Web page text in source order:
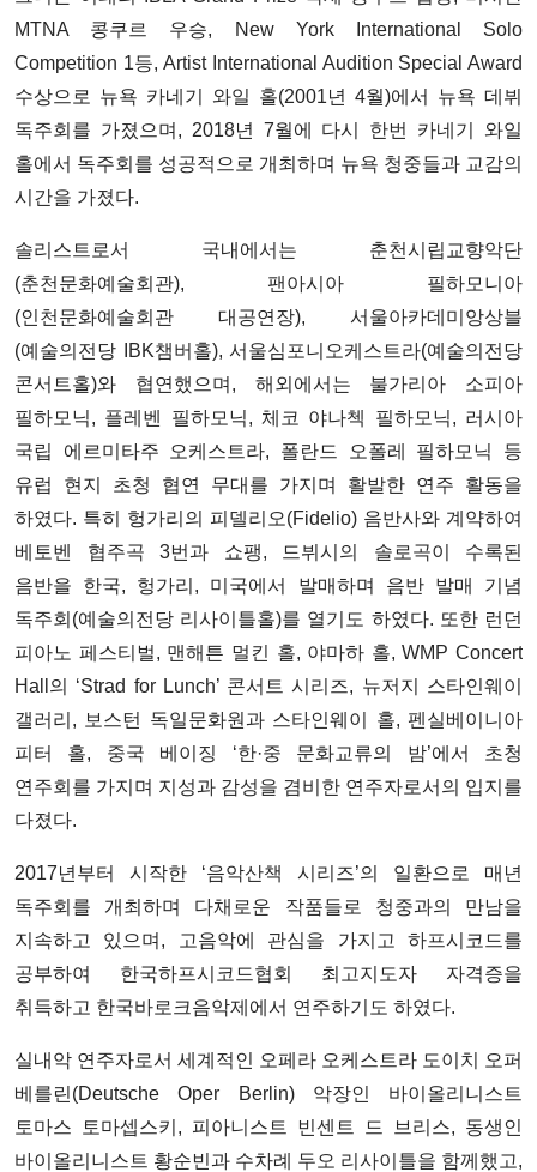
MTNA 콩쿠르 우승, New York International Solo
Competition 1등, Artist International Audition Special Award
수상으로 뉴욕 카네기 와일 홀(2001년 4월)에서 뉴욕 데뷔
독주회를 가졌으며, 2018년 7월에 다시 한번 카네기 와일
홀에서 독주회를 성공적으로 개최하며 뉴욕 청중들과 교감의
시간을 가졌다.
솔리스트로서 국내에서는 춘천시립교향악단
(춘천문화예술회관), 팬아시아 필하모니아
(인천문화예술회관 대공연장), 서울아카데미앙상블
(예술의전당 IBK챔버홀), 서울심포니오케스트라(예술의전당
콘서트홀)와 협연했으며, 해외에서는 불가리아 소피아
필하모닉, 플레벤 필하모닉, 체코 야나첵 필하모닉, 러시아
국립 에르미타주 오케스트라, 폴란드 오폴레 필하모닉 등
유럽 현지 초청 협연 무대를 가지며 활발한 연주 활동을
하였다. 특히 헝가리의 피델리오(Fidelio) 음반사와 계약하여
베토벤 협주곡 3번과 쇼팽, 드뷔시의 솔로곡이 수록된
음반을 한국, 헝가리, 미국에서 발매하며 음반 발매 기념
독주회(예술의전당 리사이틀홀)를 열기도 하였다. 또한 런던
피아노 페스티벌, 맨해튼 멀킨 홀, 야마하 홀, WMP Concert
Hall의 ‘Strad for Lunch’ 콘서트 시리즈, 뉴저지 스타인웨이
갤러리, 보스턴 독일문화원과 스타인웨이 홀, 펜실베이니아
피터 홀, 중국 베이징 ‘한·중 문화교류의 밤’에서 초청
연주회를 가지며 지성과 감성을 겸비한 연주자로서의 입지를
다졌다.
2017년부터 시작한 ‘음악산책 시리즈’의 일환으로 매년
독주회를 개최하며 다채로운 작품들로 청중과의 만남을
지속하고 있으며, 고음악에 관심을 가지고 하프시코드를
공부하여 한국하프시코드협회 최고지도자 자격증을
취득하고 한국바로크음악제에서 연주하기도 하였다.
실내악 연주자로서 세계적인 오페라 오케스트라 도이치 오퍼
베를린(Deutsche Oper Berlin) 악장인 바이올리니스트
토마스 토마셉스키, 피아니스트 빈센트 드 브리스, 동생인
바이올리니스트 황순빈과 수차례 두오 리사이틀을 함께했고,